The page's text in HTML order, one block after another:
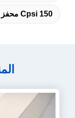
150 Cpsi محفز غاز النفايات